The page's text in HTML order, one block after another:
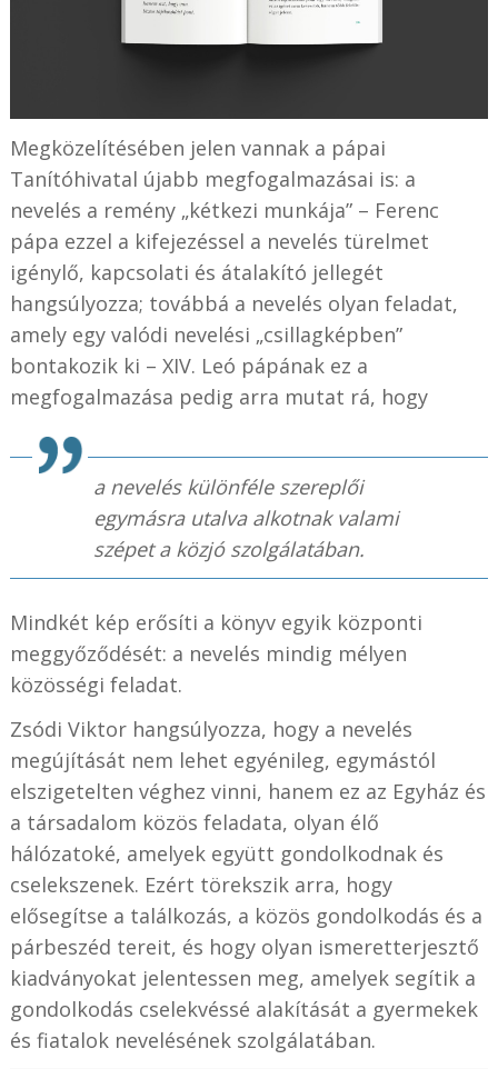
Megközelítésében jelen vannak a pápai
Tanítóhivatal újabb megfogalmazásai is: a
nevelés a remény „kétkezi munkája” – Ferenc
pápa ezzel a kifejezéssel a nevelés türelmet
igénylő, kapcsolati és átalakító jellegét
hangsúlyozza; továbbá a nevelés olyan feladat,
amely egy valódi nevelési „csillagképben”
bontakozik ki – XIV. Leó pápának ez a
megfogalmazása pedig arra mutat rá, hogy
a nevelés különféle szereplői
egymásra utalva alkotnak valami
szépet a közjó szolgálatában.
Mindkét kép erősíti a könyv egyik központi
meggyőződését: a nevelés mindig mélyen
közösségi feladat.
Zsódi Viktor hangsúlyozza, hogy a nevelés
megújítását nem lehet egyénileg, egymástól
elszigetelten véghez vinni, hanem ez az Egyház és
a társadalom közös feladata, olyan élő
hálózatoké, amelyek együtt gondolkodnak és
cselekszenek. Ezért törekszik arra, hogy
elősegítse a találkozás, a közös gondolkodás és a
párbeszéd tereit, és hogy olyan ismeretterjesztő
kiadványokat jelentessen meg, amelyek segítik a
gondolkodás cselekvéssé alakítását a gyermekek
és fiatalok nevelésének szolgálatában.